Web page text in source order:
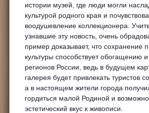
истории музей, где люди могли
культурой родного края и
воодушевление коллекционера.
узнавшие эту новость, очень
пример доказывает, что сохранение
культуры способствует обогащению
регионов России, ведь в будущем
галерея будет привлекать туристов
а в настоящем жители города
гордиться малой Родиной и
эстетический вкус к живописи.